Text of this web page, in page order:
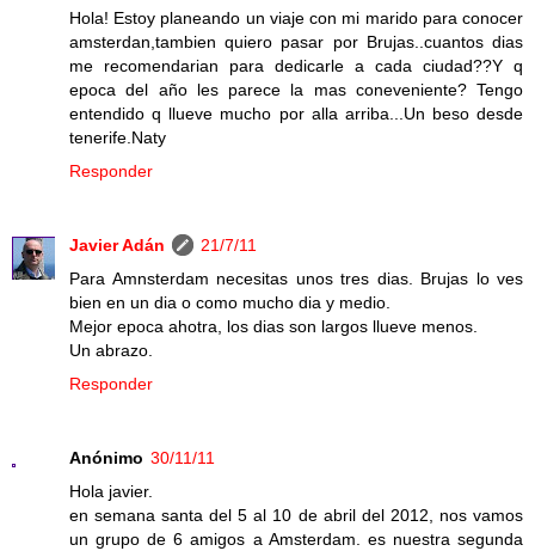
Hola! Estoy planeando un viaje con mi marido para conocer
amsterdan,tambien quiero pasar por Brujas..cuantos dias
me recomendarian para dedicarle a cada ciudad??Y q
epoca del año les parece la mas coneveniente? Tengo
entendido q llueve mucho por alla arriba...Un beso desde
tenerife.Naty
Responder
Javier Adán
21/7/11
Para Amnsterdam necesitas unos tres dias. Brujas lo ves
bien en un dia o como mucho dia y medio.
Mejor epoca ahotra, los dias son largos llueve menos.
Un abrazo.
Responder
Anónimo 30/11/11
Hola javier.
en semana santa del 5 al 10 de abril del 2012, nos vamos
un grupo de 6 amigos a Amsterdam. es nuestra segunda